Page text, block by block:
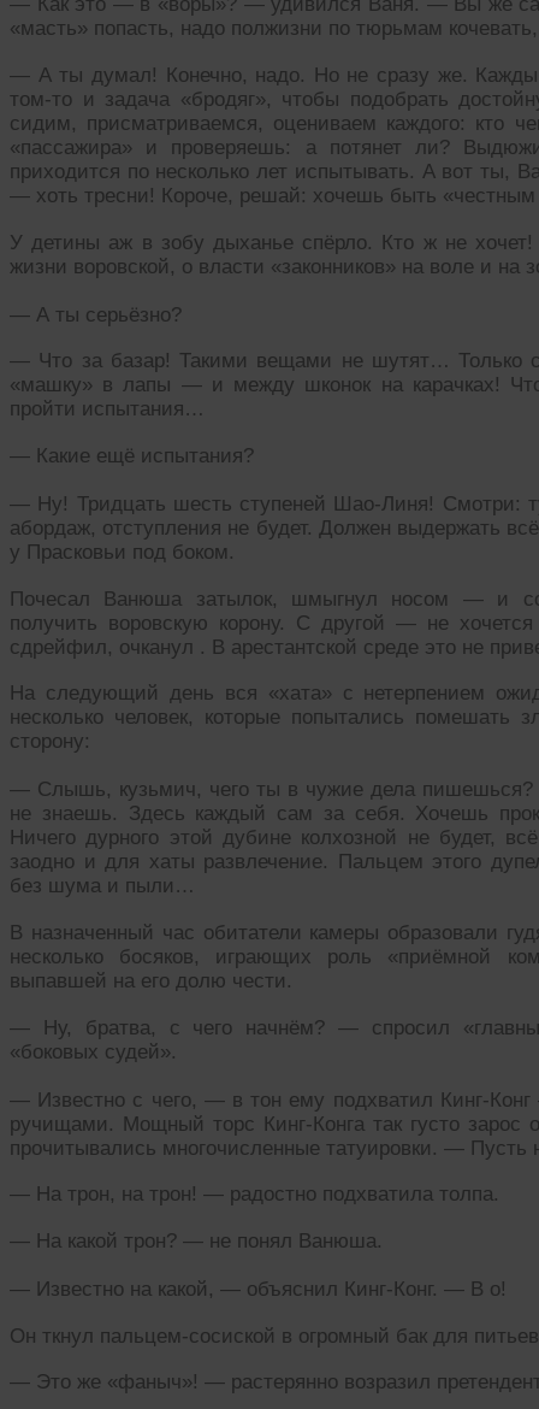
«масть» попасть, надо полжизни по тюрьмам
— А ты думал! Конечно, надо. Но не сразу же.
том-то и задача «бродяг», чтобы подобрать
сидим, присматриваемся, оцениваем каждого: кто
«пассажира» и проверяешь: а потянет ли?
приходится по несколько лет испытывать. А вот ты,
— хоть тресни! Короче, решай: хочешь быть
У детины аж в зобу дыханье спёрло. Кто ж не
жизни воровской, о власти «законников» на воле и на
— А ты серьёзно?
— Что за базар! Такими вещами не шутят… Только
«машку» в лапы — и между шконок на карачках!
пройти испытания…
— Какие ещё испытания?
— Ну! Тридцать шесть ступеней Шао-Линя! Смотри:
абордаж, отступления не будет. Должен выдержать
у Прасковьи под боком.
Почесал Ванюша затылок, шмыгнул носом — и
получить воровскую корону. С другой — не
сдрейфил, очканул . В арестантской среде это не
На следующий день вся «хата» с нетерпением
несколько человек, которые попытались
сторону:
— Слышь, кузьмич, чего ты в чужие дела пишешься?
не знаешь. Здесь каждый сам за себя. Хочешь
Ничего дурного этой дубине колхозной не будет,
заодно и для хаты развлечение. Пальцем этого
без шума и пыли…
В назначенный час обитатели камеры образовали
несколько босяков, играющих роль «приёмной
выпавшей на его долю чести.
— Ну, братва, с чего начнём? — спросил
«боковых судей».
— Известно с чего, — в тон ему подхватил Кинг-
ручищами. Мощный торс Кинг-Конга так густо
прочитывались многочисленные татуировки. — Пусть
— На трон, на трон! — радостно подхватила толпа.
— На какой трон? — не понял Ванюша.
— Известно на какой, — объяснил Кинг-Конг. — В о!
Он ткнул пальцем-сосиской в огромный бак для
— Это же «фаныч»! — растерянно возразил